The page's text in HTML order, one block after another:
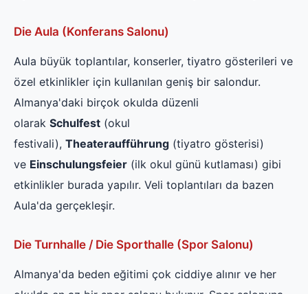
Die Aula (Konferans Salonu)
Aula büyük toplantılar, konserler, tiyatro gösterileri ve
özel etkinlikler için kullanılan geniş bir salondur.
Almanya'daki birçok okulda düzenli
olarak Schulfest (okul
festivali), Theateraufführung (tiyatro gösterisi)
ve Einschulungsfeier (ilk okul günü kutlaması) gibi
etkinlikler burada yapılır. Veli toplantıları da bazen
Aula'da gerçekleşir.
Die Turnhalle / Die Sporthalle (Spor Salonu)
Almanya'da beden eğitimi çok ciddiye alınır ve her